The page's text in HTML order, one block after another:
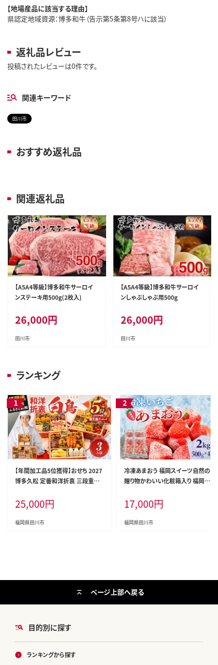
【地場産品に該当する理由】
県認定地域資源：博多和牛（告示第5条第8号ハに該当）
返礼品レビュー
投稿されたレビューは0件です。
関連キーワード
田川市
おすすめ返礼品
関連返礼品
【A5A4等級】博多和牛サーロイ
ンステーキ用500g(2枚入)
26,000円
田川市
【A5A4等級】博多和牛サーロイ
ンしゃぶしゃぶ用500g
26,000円
田川市
ランキング
【年間加工品5位獲得】おせち 2027
博多久松 定番和洋折衷 三段重お
せち料理 重箱 お正月 冷凍おせち
縁起物 祝箸付 福岡 年末配送
25,000円
福岡県田川市
冷凍あまおう 福岡スイーツ自然の
贈り物かわいい化粧箱入り 福岡県
チゴ 苺 お取り寄せグルメ お取り寄
せ 福岡 お土産 九州 福岡土産 取り
寄せ グルメ 福岡県
17,000円
福岡県田川市
目的別に探す
ランキングから探す
ページ上部へ戻る